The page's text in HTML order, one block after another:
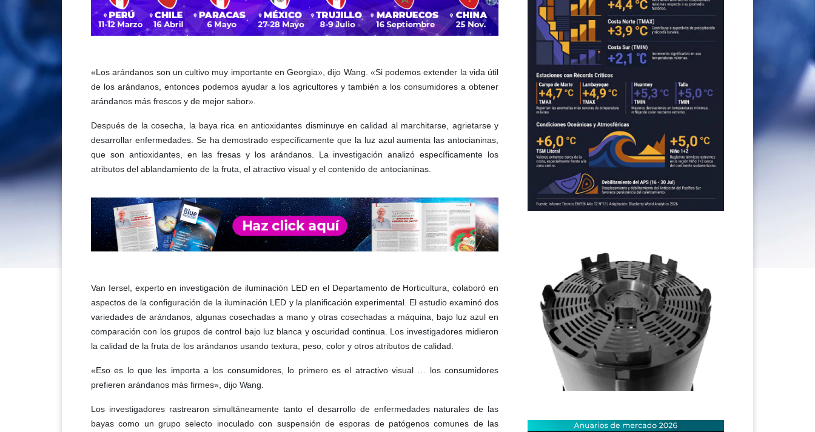
«Los arándanos son un cultivo muy importante en Georgia», dijo Wang. «Si podemos extender la vida útil
de los arándanos, entonces podemos ayudar a los agricultores y también a los consumidores a obtener
arándanos más frescos y de mejor sabor».
Después de la cosecha, la baya rica en antioxidantes disminuye en calidad al marchitarse, agrietarse y
desarrollar enfermedades. Se ha demostrado específicamente que la luz azul aumenta las antocianinas,
que son antioxidantes, en las fresas y los arándanos. La investigación analizó específicamente los
atributos del ablandamiento de la fruta, el atractivo visual y el contenido de antocianinas.
Van Iersel, experto en investigación de iluminación LED en el Departamento de Horticultura, colaboró ​​en
aspectos de la configuración de la iluminación LED y la planificación experimental. El estudio examinó dos
variedades de arándanos, algunas cosechadas a mano y otras cosechadas a máquina, bajo luz azul en
comparación con los grupos de control bajo luz blanca y oscuridad continua. Los investigadores midieron
la calidad de la fruta de los arándanos usando textura, peso, color y otros atributos de calidad.
«Eso es lo que les importa a los consumidores, lo primero es el atractivo visual … los consumidores
prefieren arándanos más firmes», dijo Wang.
Los investigadores rastrearon simultáneamente tanto el desarrollo de enfermedades naturales de las
bayas como un grupo selecto inoculado con suspensión de esporas de patógenos comunes de las